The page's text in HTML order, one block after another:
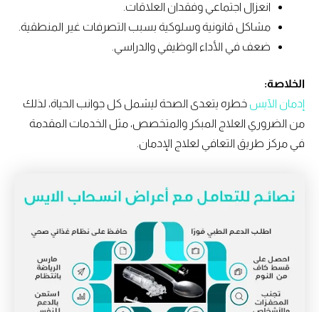
انعزال اجتماعي وفقدان العلاقات.
مشاكل قانونية وسلوكية بسبب التصرفات غير المنطقية.
ضعف في الأداء الوظيفي والدراسي.
الخلاصة:
إدمان الآيس خطره يتعدى الصحة ليشمل كل جوانب الحياة، لذلك
من الضروري العلاج المبكر والمتخصص، مثل الخدمات المقدمة
في مركز طريق التعافي لعلاج الإدمان.